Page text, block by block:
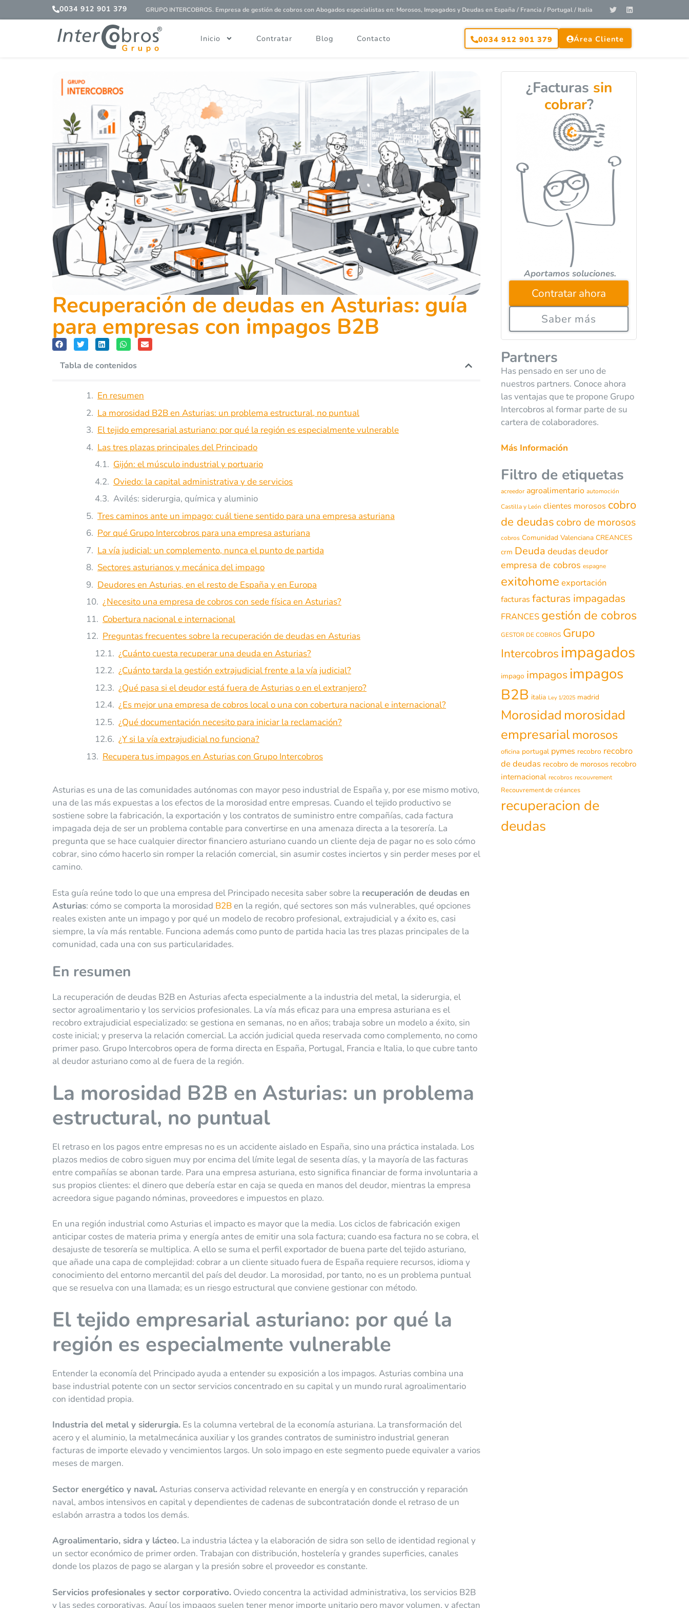
0034 912 901 379 GRUPO INTERCOBROS. Empresa de gestión de cobros conAbogados especialistasen: Morosos, Impagados y Deudas en España / Francia / Portugal / Italia
Inicio Contratar Blog Contacto 0034 912 901 379 Área Cliente
Recuperación de deudas en Asturias: guía
para empresas con impagos B2B
Tabla de contenidos
En resumen
La morosidad B2B en Asturias: un problema estructural, no puntual
El tejido empresarial asturiano: por qué la región es especialmente vulnerable
Las tres plazas principales del Principado
Gijón: el músculo industrial y portuario
Oviedo: la capital administrativa y de servicios
Avilés: siderurgia, química y aluminio
Tres caminos ante un impago: cuál tiene sentido para una empresa asturiana
Por qué Grupo Intercobros para una empresa asturiana
La vía judicial: un complemento, nunca el punto de partida
Sectores asturianos y mecánica del impago
Deudores en Asturias, en el resto de España y en Europa
¿Necesito una empresa de cobros con sede física en Asturias?
Cobertura nacional e internacional
Preguntas frecuentes sobre la recuperación de deudas en Asturias
¿Cuánto cuesta recuperar una deuda en Asturias?
¿Cuánto tarda la gestión extrajudicial frente a la vía judicial?
¿Qué pasa si el deudor está fuera de Asturias o en el extranjero?
¿Es mejor una empresa de cobros local o una con cobertura nacional e internacional?
¿Qué documentación necesito para iniciar la reclamación?
¿Y si la vía extrajudicial no funciona?
Recupera tus impagos en Asturias con Grupo Intercobros
Asturias es una de las comunidades autónomas con mayor peso industrial de España y, por ese mismo motivo,
una de las más expuestas a los efectos de la morosidad entre empresas. Cuando el tejido productivo se
sostiene sobre la fabricación, la exportación y los contratos de suministro entre compañías, cada factura
impagada deja de ser un problema contable para convertirse en una amenaza directa a la tesorería. La
pregunta que se hace cualquier director financiero asturiano cuando un cliente deja de pagar no es solo cómo
cobrar, sino cómo hacerlo sin romper la relación comercial, sin asumir costes inciertos y sin perder meses por el
camino.
Esta guía reúne todo lo que una empresa del Principado necesita saber sobre la recuperación de deudas en
Asturias: cómo se comporta la morosidad B2B en la región, qué sectores son más vulnerables, qué opciones
reales existen ante un impago y por qué un modelo de recobro profesional, extrajudicial y a éxito es, casi
siempre, la vía más rentable. Funciona además como punto de partida hacia las tres plazas principales de la
comunidad, cada una con sus particularidades.
En resumen
La recuperación de deudas B2B en Asturias afecta especialmente a la industria del metal, la siderurgia, el
sector agroalimentario y los servicios profesionales. La vía más eficaz para una empresa asturiana es el
recobro extrajudicial especializado: se gestiona en semanas, no en años; trabaja sobre un modelo a éxito, sin
coste inicial; y preserva la relación comercial. La acción judicial queda reservada como complemento, no como
primer paso. Grupo Intercobros opera de forma directa en España, Portugal, Francia e Italia, lo que cubre tanto
al deudor asturiano como al de fuera de la región.
La morosidad B2B en Asturias: un problema
estructural, no puntual
El retraso en los pagos entre empresas no es un accidente aislado en España, sino una práctica instalada. Los
plazos medios de cobro siguen muy por encima del límite legal de sesenta días, y la mayoría de las facturas
entre compañías se abonan tarde. Para una empresa asturiana, esto significa financiar de forma involuntaria a
sus propios clientes: el dinero que debería estar en caja se queda en manos del deudor, mientras la empresa
acreedora sigue pagando nóminas, proveedores e impuestos en plazo.
En una región industrial como Asturias el impacto es mayor que la media. Los ciclos de fabricación exigen
anticipar costes de materia prima y energía antes de emitir una sola factura; cuando esa factura no se cobra, el
desajuste de tesorería se multiplica. A ello se suma el perfil exportador de buena parte del tejido asturiano,
que añade una capa de complejidad: cobrar a un cliente situado fuera de España requiere recursos, idioma y
conocimiento del entorno mercantil del país del deudor. La morosidad, por tanto, no es un problema puntual
que se resuelva con una llamada; es un riesgo estructural que conviene gestionar con método.
El tejido empresarial asturiano: por qué la
región es especialmente vulnerable
Entender la economía del Principado ayuda a entender su exposición a los impagos. Asturias combina una
base industrial potente con un sector servicios concentrado en su capital y un mundo rural agroalimentario
con identidad propia.
Industria del metal y siderurgia. Es la columna vertebral de la economía asturiana. La transformación del
acero y el aluminio, la metalmecánica auxiliar y los grandes contratos de suministro industrial generan
facturas de importe elevado y vencimientos largos. Un solo impago en este segmento puede equivaler a varios
meses de margen.
Sector energético y naval.Asturias conserva actividad relevante en energía y en construcción y reparación
naval, ambos intensivos en capital y dependientes de cadenas de subcontratación donde el retraso de un
eslabón arrastra a todos los demás.
Agroalimentario, sidra y lácteo. La industria láctea y la elaboración de sidra son sello de identidad regional y
un sector económico de primer orden. Trabajan con distribución, hostelería y grandes superficies, canales
donde los plazos de pago se alargan y la presión sobre el proveedor es constante.
Servicios profesionales y sector corporativo. Oviedo concentra la actividad administrativa, los servicios B2B
y las sedes corporativas. Aquí los impagos suelen tener menor importe unitario pero mayor volumen, y afectan
¿Facturas sin
cobrar?
Aportamos soluciones.
Contratar ahora
Saber más
Partners
Has pensado en ser uno de
nuestros partners. Conoce ahora
las ventajas que te propone Grupo
Intercobros al formar parte de su
cartera de colaboradores.
Más Información
Filtro de etiquetas
acreedor agroalimentario automoción
Castilla y León clientes morosos cobro
de deudas cobro de morosos
cobros Comunidad Valenciana CREANCES
crm Deuda deudasdeudor
empresa de cobros espagne
exitohome exportación
facturas facturas impagadas
FRANCES gestión de cobros
GESTOR DE COBROS Grupo
Intercobrosimpagados
impago impagos impagos
B2B italia Ley 1/2025 madrid
Morosidad morosidad
empresarialmorosos
oficina portugal pymes recobro recobro
de deudas recobro de morosos recobro
internacional recobros recouvrement
Recouvrement de créances
recuperacion de
deudas